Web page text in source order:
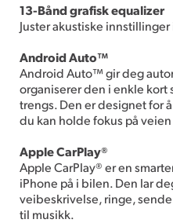
13-Bånd grafisk equalizer
Juster akustiske
Android Auto™
Android Auto™ gir deg
organiserer den i enkle kort
trengs. Den er designet for
du kan holde fokus på
Apple CarPlay®
Apple CarPlay® er en
iPhone på i bilen. Den lar
veibeskrivelse, ringe,
til musikk.